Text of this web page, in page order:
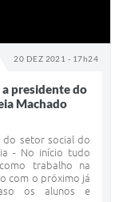
20 DEZ 2021 - 17h24
presidente do
Machado
do setor social do
- No início tudo
trabalho na
com o próximo já
os alunos e